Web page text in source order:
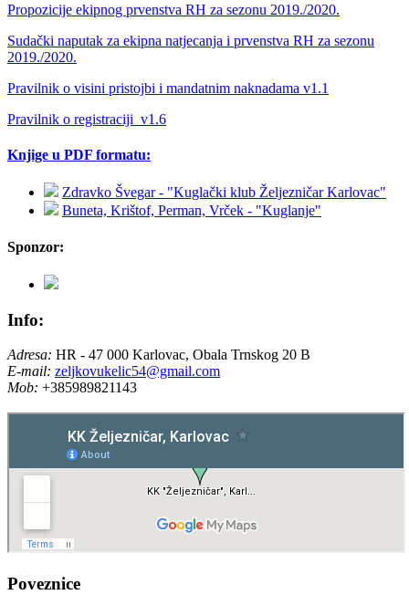
Propozicije ekipnog prvenstva RH za sezonu 2019./2020.
Sudački naputak za ekipna natjecanja i prvenstva RH za sezonu
2019./2020.
Pravilnik o visini pristojbi i mandatnim naknadama v1.1
Pravilnik o registraciji_v1.6
Knjige u PDF formatu:
Zdravko Švegar - "Kuglački klub Željezničar Karlovac"
Buneta, Krištof, Perman, Vrček - "Kuglanje"
Sponzor:
Info:
Adresa: HR - 47 000 Karlovac, Obala Trnskog 20 B
E-mail: zeljkovukelic54@gmail.com
Mob: +385989821143
Poveznice